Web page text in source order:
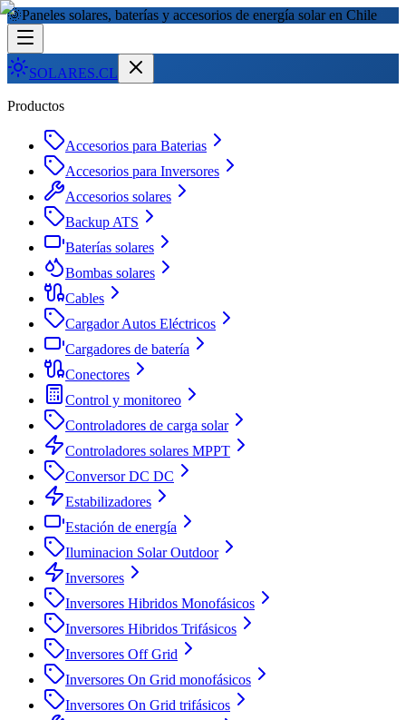
🌞Paneles solares, baterías y accesorios de energía solar en Chile
SOLARES.CL
Productos
Accesorios para Baterias
Accesorios para Inversores
Accesorios solares
Backup ATS
Baterías solares
Bombas solares
Cables
Cargador Autos Eléctricos
Cargadores de batería
Conectores
Control y monitoreo
Controladores de carga solar
Controladores solares MPPT
Conversor DC DC
Estabilizadores
Estación de energía
Iluminacion Solar Outdoor
Inversores
Inversores Hibridos Monofásicos
Inversores Hibridos Trifásicos
Inversores Off Grid
Inversores On Grid monofásicos
Inversores On Grid trifásicos